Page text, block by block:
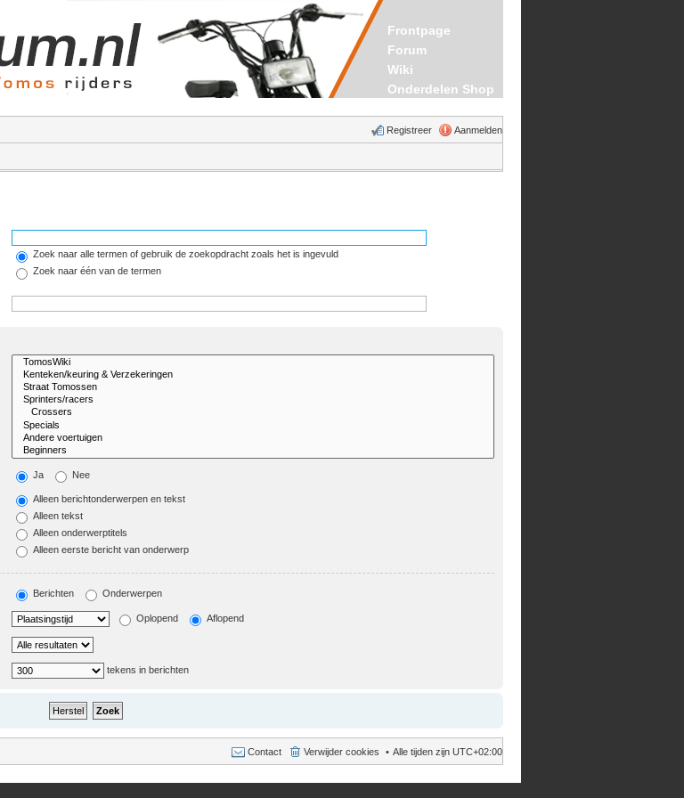
Frontpage
Forum
Wiki
Onderdelen Shop
Aanmelden
Registreer
Zoek naar alle termen of gebruik de zoekopdracht zoals het is ingevuld
Zoek naar één van de termen
Ja Nee
Alleen berichtonderwerpen en tekst
Alleen tekst
Alleen onderwerptitels
Alleen eerste bericht van onderwerp
Berichten Onderwerpen
Oplopend Aflopend
tekens in berichten
Alle tijden zijn UTC+02:00
Verwijder cookies
Contact